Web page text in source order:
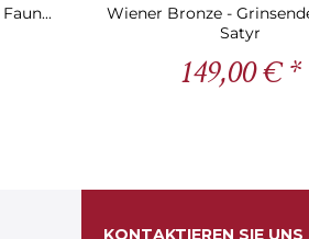
Wiener Bronze -
Satyr
149,00 € *
KONTAKTIEREN SIE UNS